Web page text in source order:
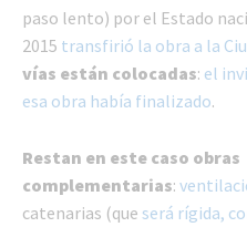
paso lento) por el Estado
2015 transfirió la obra a la
vías están colocadas: el
esa obra había finalizado.
Restan en este caso obras
complementarias:
catenarias (que será rígida,